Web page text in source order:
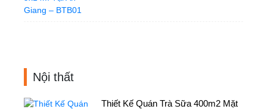
Nội thất
Thiết Kế Quán Trà Sữa 400m2 Mặt